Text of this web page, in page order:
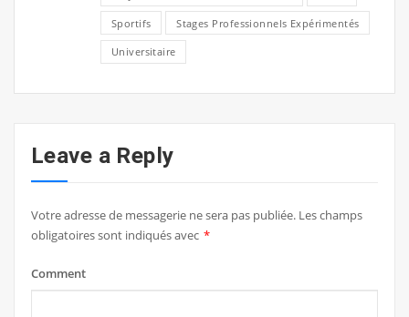
Sportifs Stages Professionnels Expérimentés
Universitaire
Leave a Reply
Votre adresse de messagerie ne sera pas publiée. Les champs
obligatoires sont indiqués avec *
Comment